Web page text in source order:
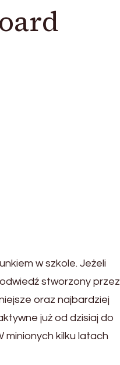
w szkole. Jeżeli
stworzony przez
oraz najbardziej
już od dzisiaj do
minionych kilku latach